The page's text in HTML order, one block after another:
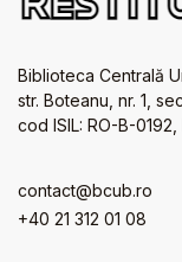
Biblioteca Centrală
str. Boteanu, nr. 1,
cod ISIL: RO-B-
contact@bcub.ro
+40 21 312 01 08